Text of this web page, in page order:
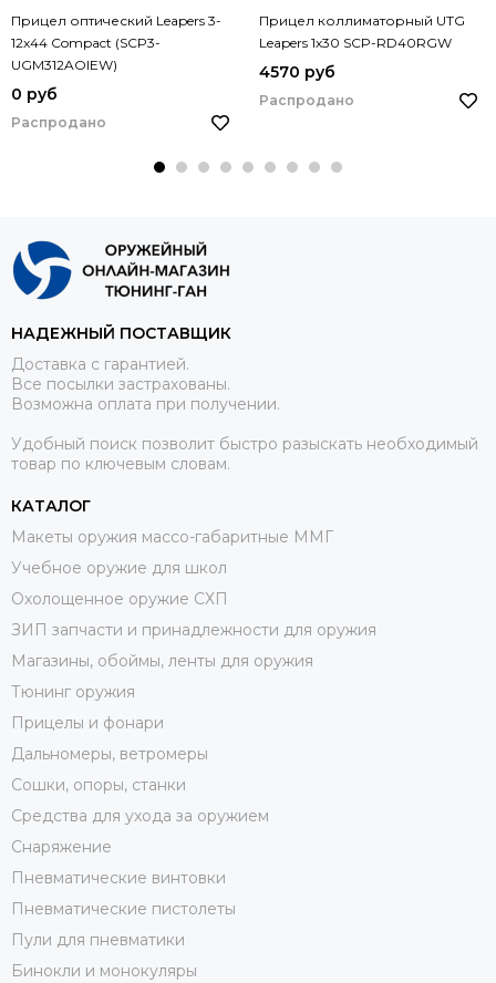
Прицел оптический Leapers 3-
12x44 Compact (SCP3-
UGM312AOIEW)
0 руб
Распродано
Прицел коллиматорный UTG
Leapers 1х30 SCP-RD40RGW
4570 руб
Распродано
НАДЕЖНЫЙ ПОСТАВЩИК
Доставка с гарантией.
Все посылки застрахованы.
Возможна оплата при получении.
Удобный поиск позволит быстро разыскать необходимый
товар по ключевым словам.
КАТАЛОГ
Макеты оружия массо-габаритные ММГ
Учебное оружие для школ
Охолощенное оружие СХП
ЗИП запчасти и принадлежности для оружия
Магазины, обоймы, ленты для оружия
Тюнинг оружия
Прицелы и фонари
Дальномеры, ветромеры
Сошки, опоры, станки
Средства для ухода за оружием
Снаряжение
Пневматические винтовки
Пневматические пистолеты
Пули для пневматики
Бинокли и монокуляры